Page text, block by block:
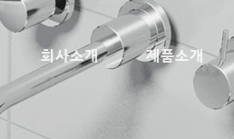
회사소개 제품소개